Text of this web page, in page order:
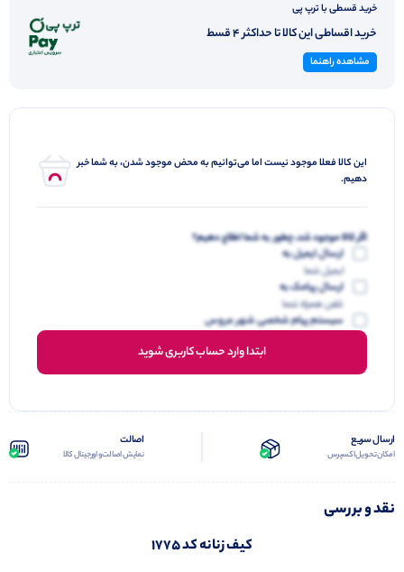
خرید قسطی با ترپ پی
خرید اقساطی این کالا تا حداکثر 4 قسط
مشاهده راهنما
این کالا فعلا موجود نیست اما می‌توانیم به محض موجود شدن، به شما خبر
دهیم.
اگر کالا موجود شد، چطور به شما اطلاع دهیم؟
ارسال ایمیل به
ایمیل شما
ارسال پیامک به
تلفن همراه شما
سیستم پیام شخصی شهر عروس
ابتدا وارد حساب کاربری شوید
ارسال سریع
امکان تحویل اکسپرس
اصالت
نمایش اصالت و اورجینال کالا
نقد و بررسی
کیف زنانه کد 1775